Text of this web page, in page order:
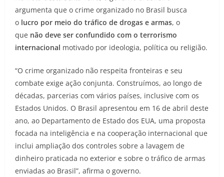
argumenta que o crime organizado no Brasil busca
o lucro por meio do tráfico de drogas e armas, o
que não deve ser confundido com o terrorismo
internacional motivado por ideologia, política ou religião.
“O crime organizado não respeita fronteiras e seu
combate exige ação conjunta. Construímos, ao longo de
décadas, parcerias com vários países, inclusive com os
Estados Unidos. O Brasil apresentou em 16 de abril deste
ano, ao Departamento de Estado dos EUA, uma proposta
focada na inteligência e na cooperação internacional que
inclui ampliação dos controles sobre a lavagem de
dinheiro praticada no exterior e sobre o tráfico de armas
enviadas ao Brasil”, afirma o governo.